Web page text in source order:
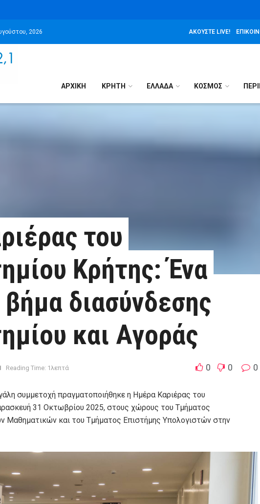
2026 ΑΚΟΎΣΤΕ LIVE!
ΑΡΧΙΚΉ ΚΡΗΤΗ ΕΛΛΑΔΑ ΚΟΣΜΟΣ
του
Κρήτης: Ένα
διασύνδεσης
και Αγοράς
Reading Time: 1λεπτά 0 0 0
συμμετοχή πραγματοποιήθηκε η Ημέρα Καριέρας του
31 Οκτωβρίου 2025, στους χώρους του Τμήματος
Μαθηματικών και του Τμήματος Επιστήμης Υπολογιστών στην